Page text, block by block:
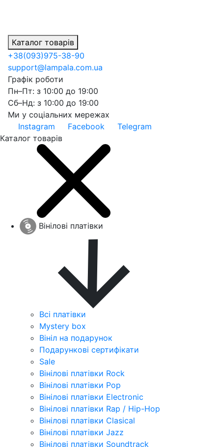
Каталог товарів
+38(093)975-38-90
support@lampala.com.ua
Графік роботи
Пн–Пт: з 10:00 до 19:00
Сб–Нд: з 10:00 до 19:00
Ми у соціальних мережах
Instagram
Facebook
Telegram
Каталог товарів
Вінілові платівки
Всі платівки
Mystery box
Вініл на подарунок
Подарункові сертифікати
Sale
Вінілові платівки Rock
Вінілові платівки Pop
Вінілові платівки Electronic
Вінілові платівки Rap / Hip-Hop
Вінілові платівки Clasical
Вінілові платівки Jazz
Вінілові платівки Soundtrack